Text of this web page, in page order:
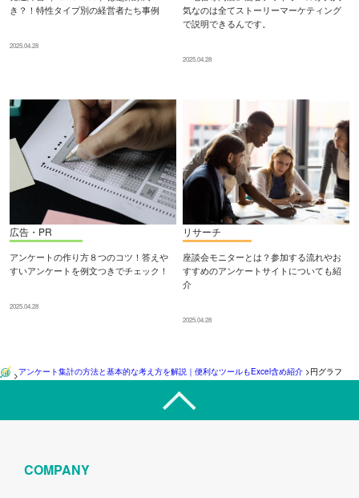
き？！特性タイプ別の経営者たち事例
2025.04.28
気なのは全てストーリーマーケティング
で説明できるんです。
2025.04.28
広告・PR
アンケートの作り方８つのコツ！答えや
すいアンケートを例文つきでチェック！
2025.04.28
リサーチ
座談会モニターとは？参加する流れやお
すすめのアンケートサイトについても紹
介
2025.04.28
>アンケート集計の方法と基本的な考え方を解説｜便利なツールもExcel含め紹介>円グラフ
COMPANY